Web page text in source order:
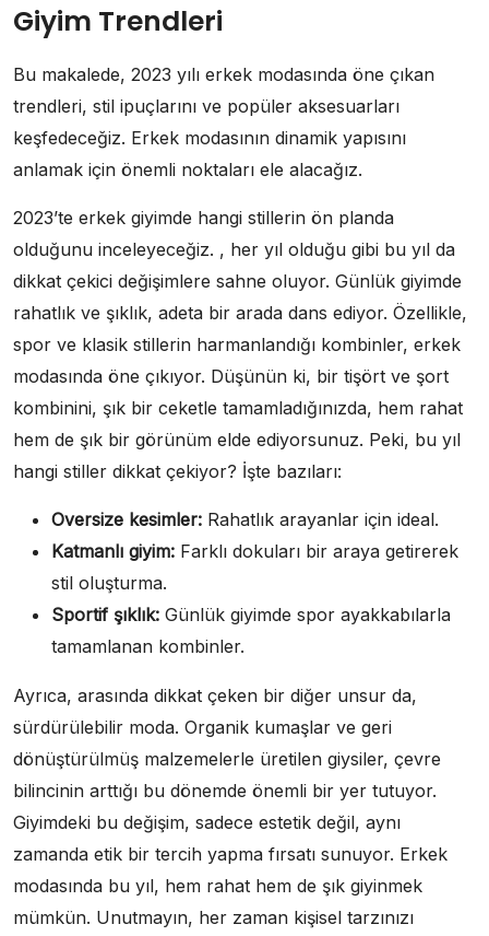
Giyim Trendleri
Bu makalede, 2023 yılı erkek modasında öne çıkan
trendleri, stil ipuçlarını ve popüler aksesuarları
keşfedeceğiz. Erkek modasının dinamik yapısını
anlamak için önemli noktaları ele alacağız.
2023’te erkek giyimde hangi stillerin ön planda
olduğunu inceleyeceğiz. , her yıl olduğu gibi bu yıl da
dikkat çekici değişimlere sahne oluyor. Günlük giyimde
rahatlık ve şıklık, adeta bir arada dans ediyor. Özellikle,
spor ve klasik stillerin harmanlandığı kombinler, erkek
modasında öne çıkıyor. Düşünün ki, bir tişört ve şort
kombinini, şık bir ceketle tamamladığınızda, hem rahat
hem de şık bir görünüm elde ediyorsunuz. Peki, bu yıl
hangi stiller dikkat çekiyor? İşte bazıları:
Oversize kesimler: Rahatlık arayanlar için ideal.
Katmanlı giyim: Farklı dokuları bir araya getirerek
stil oluşturma.
Sportif şıklık: Günlük giyimde spor ayakkabılarla
tamamlanan kombinler.
Ayrıca, arasında dikkat çeken bir diğer unsur da,
sürdürülebilir moda. Organik kumaşlar ve geri
dönüştürülmüş malzemelerle üretilen giysiler, çevre
bilincinin arttığı bu dönemde önemli bir yer tutuyor.
Giyimdeki bu değişim, sadece estetik değil, aynı
zamanda etik bir tercih yapma fırsatı sunuyor. Erkek
modasında bu yıl, hem rahat hem de şık giyinmek
mümkün. Unutmayın, her zaman kişisel tarzınızı